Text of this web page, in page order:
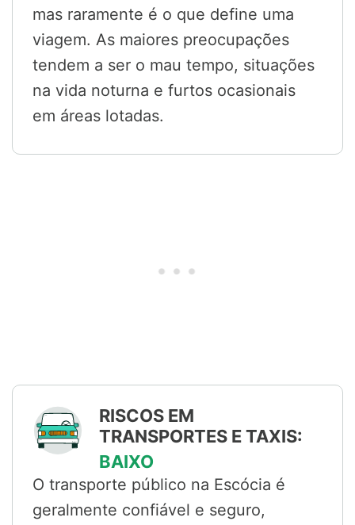
mas raramente é o que define uma
viagem. As maiores preocupações
tendem a ser o mau tempo, situações
na vida noturna e furtos ocasionais
em áreas lotadas.
RISCOS EM
TRANSPORTES E TAXIS:
BAIXO
O transporte público na Escócia é
geralmente confiável e seguro,